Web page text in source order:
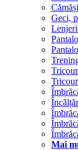
Geci,
Mai